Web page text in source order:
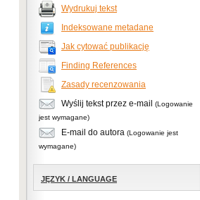
Wydrukuj tekst
Indeksowane metadane
Jak cytować publikację
Finding References
Zasady recenzowania
Wyślij tekst przez e-mail
(Logowanie
jest wymagane)
E-mail do autora (Logowanie jest
wymagane)
JĘZYK / LANGUAGE